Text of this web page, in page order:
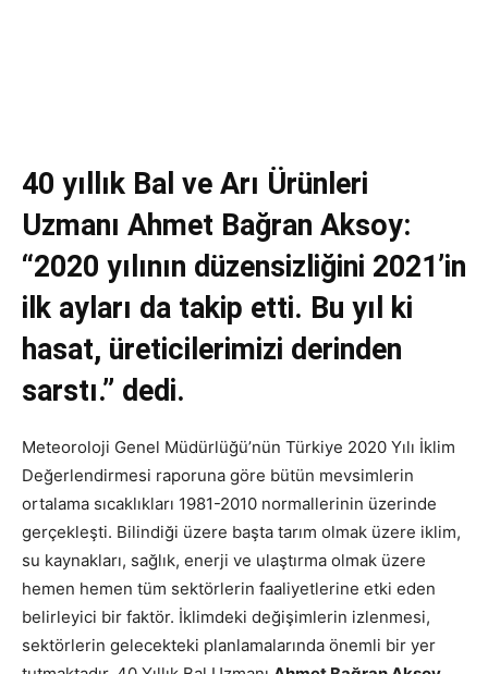
40 yıllık Bal ve Arı Ürünleri
Uzmanı Ahmet Bağran Aksoy:
“2020 yılının düzensizliğini 2021’in
ilk ayları da takip etti. Bu yıl ki
hasat, üreticilerimizi derinden
sarstı.” dedi.
Meteoroloji Genel Müdürlüğü’nün Türkiye 2020 Yılı İklim
Değerlendirmesi raporuna göre bütün mevsimlerin
ortalama sıcaklıkları 1981-2010 normallerinin üzerinde
gerçekleşti. Bilindiği üzere başta tarım olmak üzere iklim,
su kaynakları, sağlık, enerji ve ulaştırma olmak üzere
hemen hemen tüm sektörlerin faaliyetlerine etki eden
belirleyici bir faktör. İklimdeki değişimlerin izlenmesi,
sektörlerin gelecekteki planlamalarında önemli bir yer